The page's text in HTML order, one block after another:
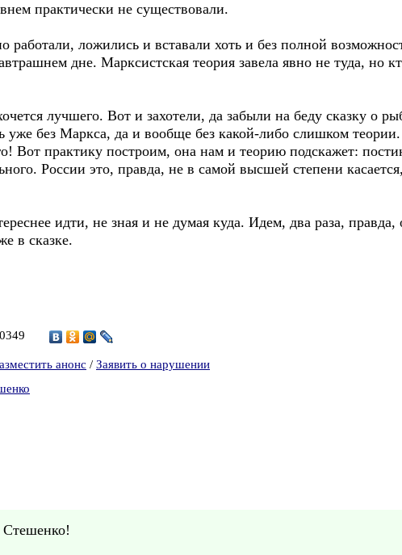
практически не существовали.
ложились и вставали хоть и без полной
дне. Марксистская теория завела явно не туда, но
лучшего. Вот и захотели, да забыли на беду сказку о
уже без Маркса, да и вообще без какой-либо слишком
Вот практику построим, она нам и теорию подскажет:
России это, правда, не в самой высшей степени
идти, не зная и не думая куда. Идем, два раза, правда,
в сказке.
анонс / Заявить о нарушении
Стешенко!